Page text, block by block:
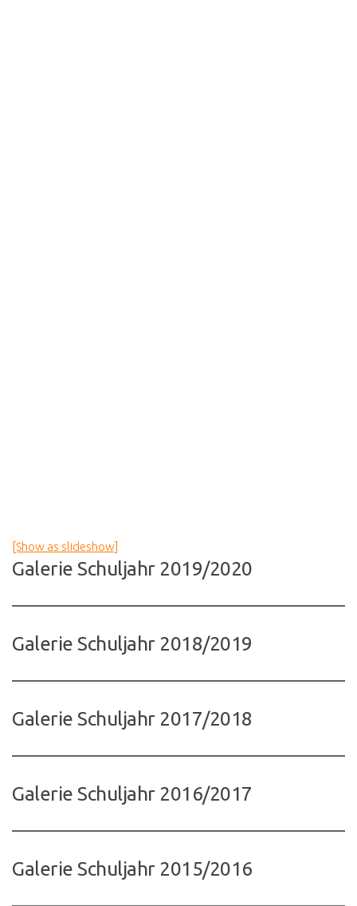
[Show as slideshow]
Galerie Schuljahr 2019/2020
Galerie Schuljahr 2018/2019
Galerie Schuljahr 2017/2018
Galerie Schuljahr 2016/2017
Galerie Schuljahr 2015/2016